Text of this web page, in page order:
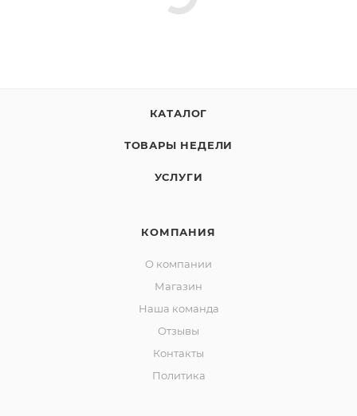
КАТАЛОГ
ТОВАРЫ НЕДЕЛИ
УСЛУГИ
КОМПАНИЯ
О компании
Магазин
Наша команда
Отзывы
Контакты
Политика